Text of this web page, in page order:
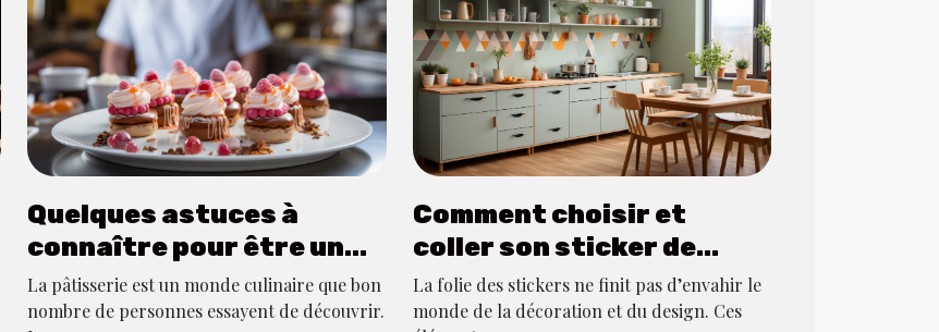
Quelques astuces à
connaître pour être un
bon pâtissier
La pâtisserie est un monde culinaire que bon
nombre de personnes essayent de découvrir.
Comment choisir et
coller son sticker de
cuisine ?
La folie des stickers ne finit pas d’envahir le
monde de la décoration et du design. Ces